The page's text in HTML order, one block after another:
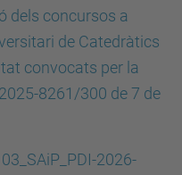
dels concursos a
de Catedràtics
convocats per la
8261/300 de 7 de
2026-